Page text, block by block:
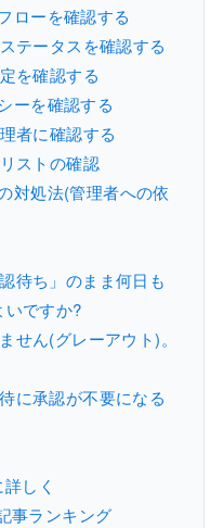
ローを確認する
テータスを確認する
を確認する
ーを確認する
者に確認する
ストの確認
対処法(管理者への依
待ち」のまま何日も
いですか?
せん(グレーアウト)。
に承認が不要になる
しく
事ランキング